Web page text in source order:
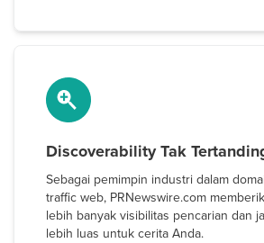
Discoverability Tak
Sebagai pemimpin industri dalam
traffic web, PRNewswire.com
lebih banyak visibilitas pencarian dan
lebih luas untuk cerita Anda.